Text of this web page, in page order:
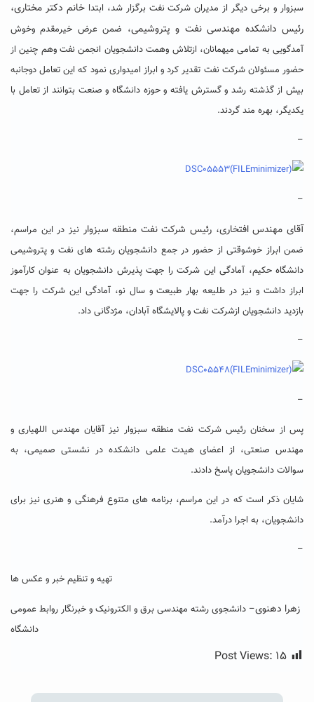
سبزوار و برخی دیگر از مدیران شرکت نفت برگزار شد، ابتداخانم دکتر مختاری،
رئیس دانشکده مهندسی نفت و پتروشیمی، ضمن عرض خیرمقدم وخوش
آمدگویی به تمامی میهمانان، ازتلاش وهمت دانشجویان انجمن نفت وهم چنین از
حضور مسئولان شرکت نفت تقدیر کرد و ابراز امیدواری نمود که این تعامل دوجانبه
بیش از گذشته رشد و گسترش یافته و حوزه دانشگاه و صنعت بتوانند از تعامل با
یکدیگر، بهره مند گردند.
–
–
آقای مهندس افتخاری، رئیس شرکت نفت منطقه سبزوار نیز در این مراسم،
ضمن ابراز خوشوقتی از حضور در جمع دانشجویان رشته های نفت و پتروشیمی
دانشگاه حکیم، آمادگی این شرکت را جهت پذیرش دانشجویان به عنوان کارآموز
ابراز داشت و نیز در طلیعه بهار طبیعت و سال نو، آمادگی این شرکت را جهت
بازدید دانشجویان ازشرکت نفت و پالایشگاه آبادان، مژدگانی داد.
–
–
پس از سخنان رئیس شرکت نفت منطقه سبزوار نیز آقایان مهندس اللهیاری و
مهندس صنعتی، از اعضای هیدت علمی دانشکده در نشستی صمیمی، به
سوالات دانشجویان پاسخ دادند.
شایان ذکر است که در این مراسم، برنامه های متنوع فرهنگی و هنری نیز برای
دانشجویان، به اجرا درآمد.
–
تهیه و تنظیم خبر و عکس ها
زهرا دهنوی– دانشجوی رشته مهندسی برق و الکترونیک و خبرنگار روابط عمومی
دانشگاه
Post Views: ۱۵